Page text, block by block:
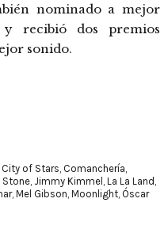
nominado a mejor
recibió dos premios
sonido.
City of Stars Comanchería
Stone Jimmy Kimmel La La Land
, Mel Gibson Moonlight Óscar